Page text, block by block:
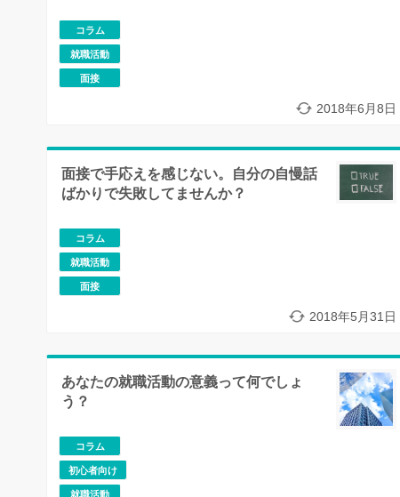
コラム
就職活動
面接
2018年6月8日
面接で手応えを感じない。自分の自慢話
ばかりで失敗してませんか？
コラム
就職活動
面接
2018年5月31日
あなたの就職活動の意義って何でしょ
う？
コラム
初心者向け
就職活動